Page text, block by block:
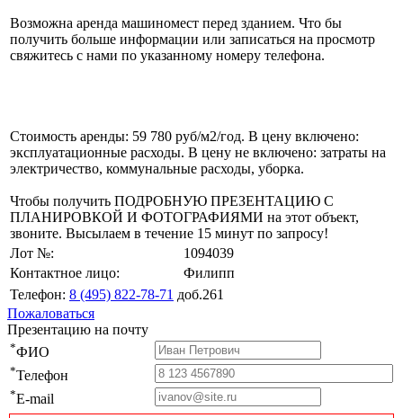
Возможна аренда машиномест перед зданием. Что бы
получить больше информации или записаться на просмотр
свяжитесь с нами по указанному номеру телефона.
Стоимость аренды: 59 780 руб/м2/год. В цену включено:
эксплуатационные расходы. В цену не включено: затраты на
электричество, коммунальные расходы, уборка.
Чтобы получить ПОДРОБНУЮ ПРЕЗЕНТАЦИЮ С
ПЛАНИРОВКОЙ И ФОТОГРАФИЯМИ на этот объект,
звоните. Высылаем в течение 15 минут по запросу!
Лот №:
1094039
Контактное лицо:
Филипп
Телефон: 8 (495) 822-78-71 доб.261
Пожаловаться
Презентацию на почту
*ФИО
*Телефон
*E-mail